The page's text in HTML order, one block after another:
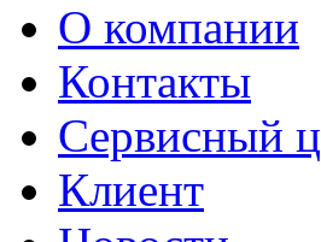
О компании
Контакты
Сервисный
Клиент